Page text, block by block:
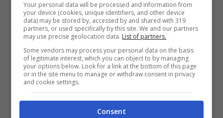
la Libreria Feltrinelli Duomo. Nella
prestigiosa sede milanese Marcella Bella
presenterà il suo nuovo album,Etnea
Your personal data will be processed and information from
your device (cookies, unique identifiers, and other device
data) may be stored by, accessed by and shared with 319
partners, or used specifically by this site. We and our partners
may use precise geolocation data. List of partners.
Some vendors may process your personal data on the basis
of legitimate interest, which you can object to by managing
your options below. Look for a link at the bottom of this page
or in the site menu to manage or withdraw consent in privacy
and cookie settings.
Consent